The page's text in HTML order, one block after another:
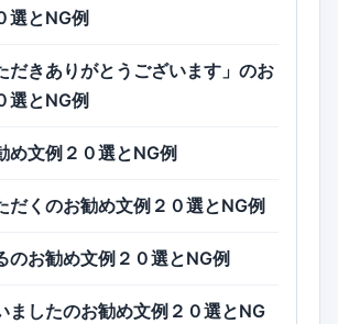
選とNG例
だきありがとうございます」のお
選とNG例
め文例２０選とNG例
だくのお勧め文例２０選とNG例
のお勧め文例２０選とNG例
ましたのお勧め文例２０選とNG